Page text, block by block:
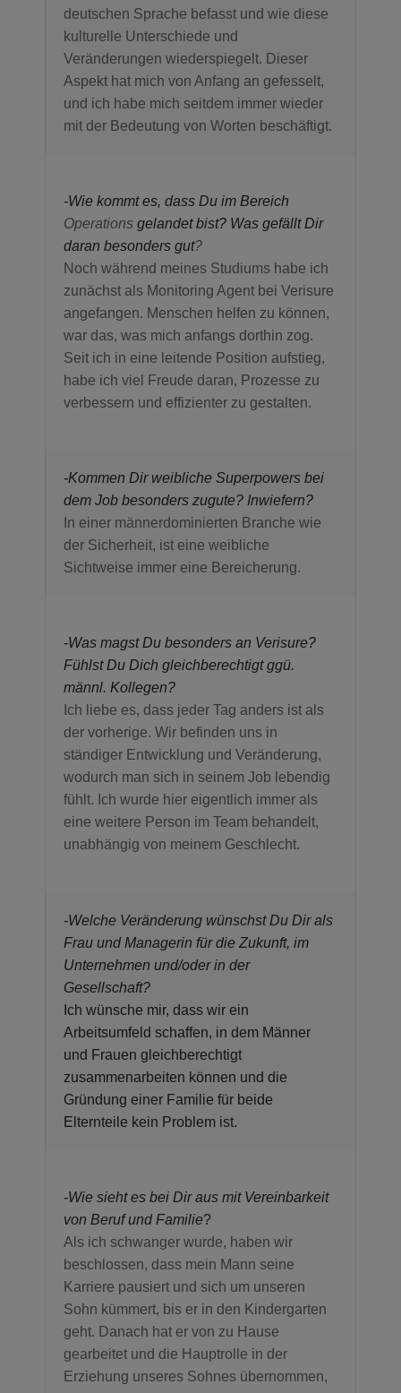
deutschen Sprache befasst und wie diese
kulturelle Unterschiede und
Veränderungen wiederspiegelt. Dieser
Aspekt hat mich von Anfang an gefesselt,
und ich habe mich seitdem immer wieder
mit der Bedeutung von Worten beschäftigt.
-Wie kommt es, dass Du im Bereich
Operations gelandet bist? Was gefällt Dir
daran besonders gut?
Noch während meines Studiums habe ich
zunächst als Monitoring Agent bei Verisure
angefangen. Menschen helfen zu können,
war das, was mich anfangs dorthin zog.
Seit ich in eine leitende Position aufstieg,
habe ich viel Freude daran, Prozesse zu
verbessern und effizienter zu gestalten.
-Kommen Dir weibliche Superpowers bei
dem Job besonders zugute? Inwiefern?
In einer männerdominierten Branche wie
der Sicherheit, ist eine weibliche
Sichtweise immer eine Bereicherung.
-Was magst Du besonders an Verisure?
Fühlst Du Dich gleichberechtigt ggü.
männl. Kollegen?
Ich liebe es, dass jeder Tag anders ist als
der vorherige. Wir befinden uns in
ständiger Entwicklung und Veränderung,
wodurch man sich in seinem Job lebendig
fühlt. Ich wurde hier eigentlich immer als
eine weitere Person im Team behandelt,
unabhängig von meinem Geschlecht.
-Welche Veränderung wünschst Du Dir als
Frau und Managerin für die Zukunft, im
Unternehmen und/oder in der
Gesellschaft?
Ich wünsche mir, dass wir ein
Arbeitsumfeld schaffen, in dem Männer
und Frauen gleichberechtigt
zusammenarbeiten können und die
Gründung einer Familie für beide
Elternteile kein Problem ist.
-Wie sieht es bei Dir aus mit Vereinbarkeit
von Beruf und Familie?
Als ich schwanger wurde, haben wir
beschlossen, dass mein Mann seine
Karriere pausiert und sich um unseren
Sohn kümmert, bis er in den Kindergarten
geht. Danach hat er von zu Hause
gearbeitet und die Hauptrolle in der
Erziehung unseres Sohnes übernommen,